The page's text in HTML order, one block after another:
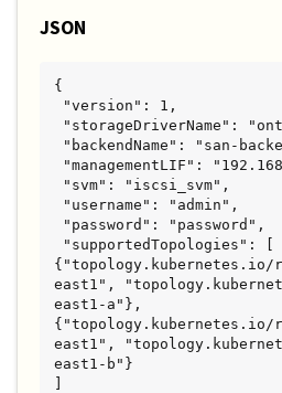
JSON
{
east1",
east1-a"},
east1",
east1-b"}
]